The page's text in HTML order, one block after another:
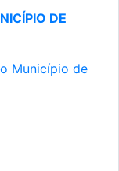
DE
Município de